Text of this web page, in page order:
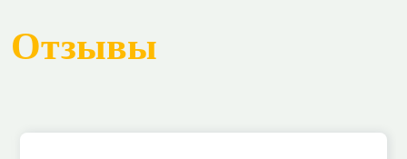
Отзывы